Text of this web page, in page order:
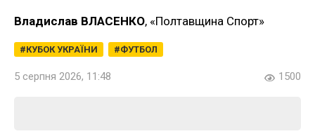
Владислав ВЛАСЕНКО, «Полтавщина Спорт»
КУБОК УКРАЇНИ ФУТБОЛ
5 серпня 2026, 11:48 1500